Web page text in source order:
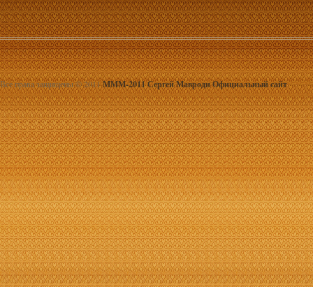
Все права защищены © 2011МММ-2011 Сергей Мавроди Официальный сайт